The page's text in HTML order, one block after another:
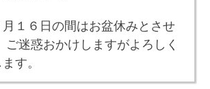
月１６日の間はお盆休みとさせ
ご迷惑おかけしますがよろしく
す。